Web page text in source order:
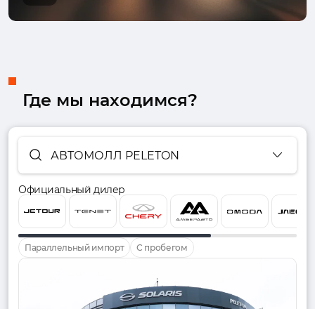
Где мы находимся?
АВТОМОЛЛ PELETON
Официальный дилер
Параллельный импорт С пробегом